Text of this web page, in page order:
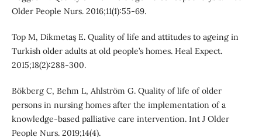
Older People Nurs. 2016;11(1):55-69.
Top M, Dikmetaş E. Quality of life and attitudes to ageing in
Turkish older adults at old people’s homes. Heal Expect.
2015;18(2):288-300.
Bökberg C, Behm L, Ahlström G. Quality of life of older
persons in nursing homes after the implementation of a
knowledge-based palliative care intervention. Int J Older
People Nurs. 2019;14(4).